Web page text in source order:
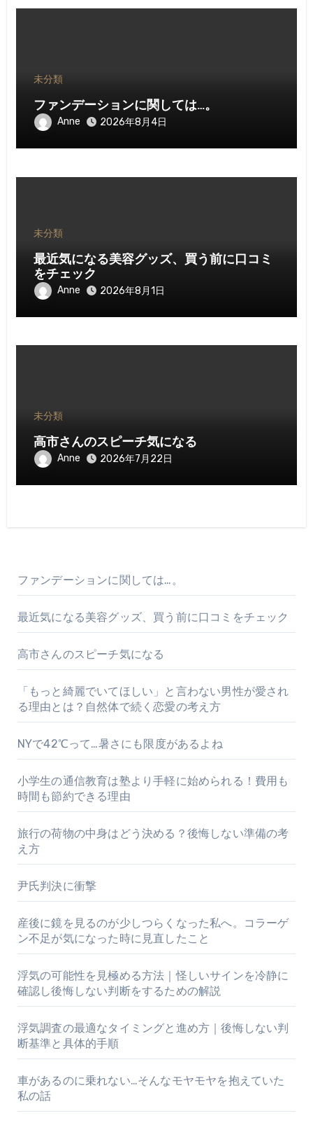
未分類
ファンデーションに関しては…。
Anne 2026年8月4日
未分類
最近気になる美容グッズ、買う前に口コミ
をチェック
Anne 2026年8月1日
未分類
高市さんのスピーチ気になる
Anne 2026年7月22日
ファンデーションに関しては…。
最近気になる美容グッズ、買う前に口コミをチェック
高市さんのスピーチ気になる
「もっと綺麗でいてほしい」と言わない男性が愛され
る理由とは？自然体で続く恋愛の考え方
NYで42℃って…暑さにも限度があるよね
小学生の通信教育は塾より手軽に始められる！費用も
時間も節約できる理由
旅行の荷物の中身はどう決める？後悔しない準備の考
え方
尹氏判決に衝撃
産後に鏡を見るのが少しつらくなった私へ。コラーゲ
ン不足が気になった時に見直したこと
浮気の可能性を見極める方法｜怪しいサインを冷静に
確認し後悔しない判断をするための解説
浮気調査の最適なタイミングと進め方｜後悔しない判
断基準と具体的手順
車があるのに乗れない…そんなモヤモヤを抱えていた
私の話